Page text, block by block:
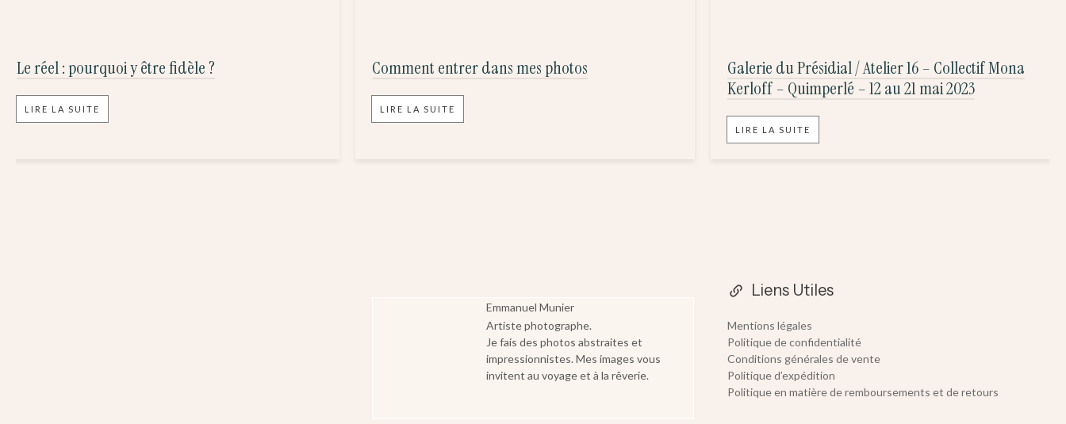
Le réel : pourquoi y être fidèle ?
LIRE LA SUITE
Comment entrer dans mes photos
LIRE LA SUITE
Galerie du Présidial / Atelier 16 – Collectif Mona
Kerloff – Quimperlé – 12 au 21 mai 2023
LIRE LA SUITE
Emmanuel Munier
Artiste photographe.
Je fais des photos abstraites et
impressionnistes. Mes images vous
invitent au voyage et à la rêverie.
Liens Utiles
Mentions légales
Politique de confidentialité
Conditions générales de vente
Politique d’expédition
Politique en matière de remboursements et de retours